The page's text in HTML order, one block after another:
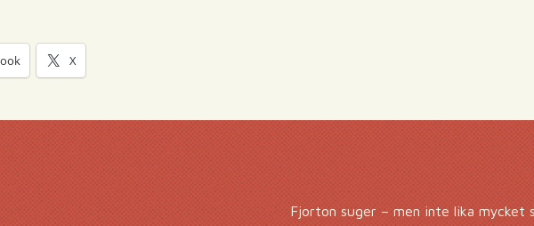
X
Fjorton suger – men inte lika mycket